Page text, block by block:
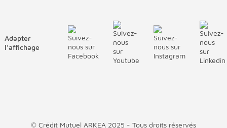
Adapter
l'affichage
© Crédit Mutuel ARKEA 2025 - Tous droits réservés